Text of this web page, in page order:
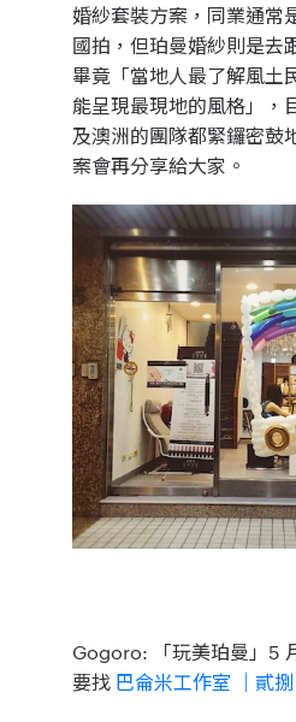
婚紗套裝方案，同業通常
國拍，但珀曼婚紗則是去
畢竟「當地人最了解風土
能呈現最現地的風格」，
及澳洲的團隊都緊鑼密鼓
案會再分享給大家。
Gogoro: 「玩美珀曼」5
要找 巴侖米工作室 ｜貳捌